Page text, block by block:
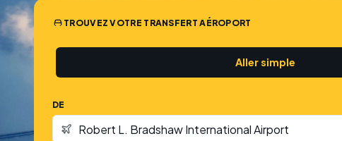
TROUVEZ VOTRE TRANSFERT AÉROPORT
Aller simple
DE